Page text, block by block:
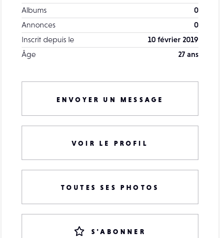
Albums
0
Annonces
0
Inscrit depuis le
10 février 2019
Âge
27 ans
ENVOYER UN MESSAGE
VOIR LE PROFIL
TOUTES SES PHOTOS
S'ABONNER